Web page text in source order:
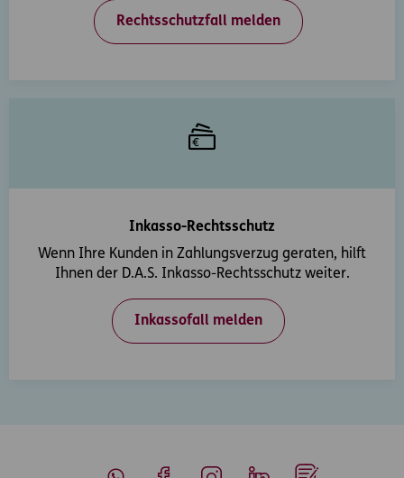
Rechtsschutzfall melden
Inkasso-Rechtsschutz
Wenn Ihre Kunden in Zahlungsverzug geraten, hilft
Ihnen der D.A.S. Inkasso-Rechtsschutz weiter.
Inkassofall melden